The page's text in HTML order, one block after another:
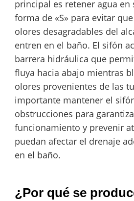
principal es retener agua en
forma de «S» para evitar
olores desagradables del
entren en el baño. El sifón
barrera hidráulica que
fluya hacia abajo mientras
olores provenientes de las
importante mantener el
obstrucciones para
funcionamiento y prevenir
puedan afectar el drenaje
en el baño.
¿Por qué se